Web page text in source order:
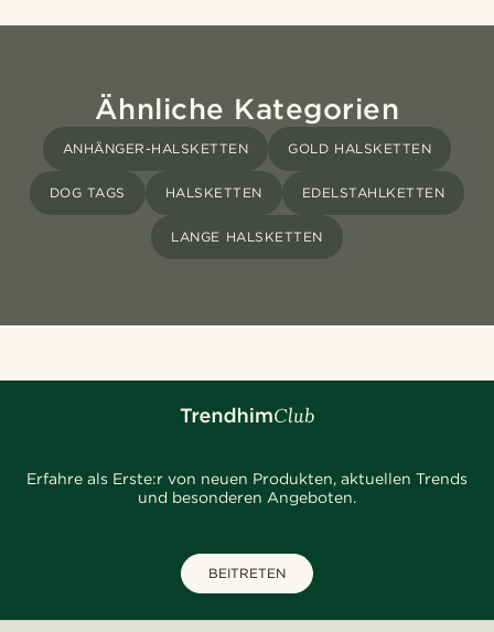
Ähnliche Kategorien
ANHÄNGER-HALSKETTEN GOLD HALSKETTEN
DOG TAGS HALSKETTEN EDELSTAHLKETTEN
LANGE HALSKETTEN
Erfahre als Erste:r von neuen Produkten, aktuellen Trends
und besonderen Angeboten.
BEITRETEN